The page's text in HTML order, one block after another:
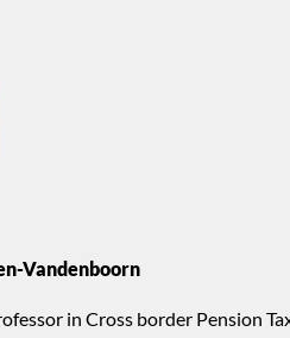
Vandenboorn
in Cross border Pension